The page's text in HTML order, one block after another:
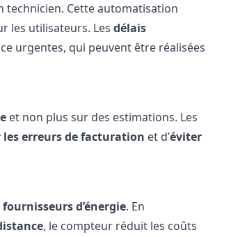
technicien. Cette automatisation
les utilisateurs. Les délais
urgentes, qui peuvent être réalisées
et non plus sur des estimations. Les
erreurs de facturation et d’éviter
fournisseurs d’énergie. En
, le compteur réduit les coûts